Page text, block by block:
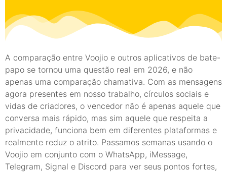
A comparação entre Voojio e outros aplicativos de bate-
papo se tornou uma questão real em 2026, e não
apenas uma comparação chamativa. Com as mensagens
agora presentes em nosso trabalho, círculos sociais e
vidas de criadores, o vencedor não é apenas aquele que
conversa mais rápido, mas sim aquele que respeita a
privacidade, funciona bem em diferentes plataformas e
realmente reduz o atrito. Passamos semanas usando o
Voojio em conjunto com o WhatsApp, iMessage,
Telegram, Signal e Discord para ver seus pontos fortes,